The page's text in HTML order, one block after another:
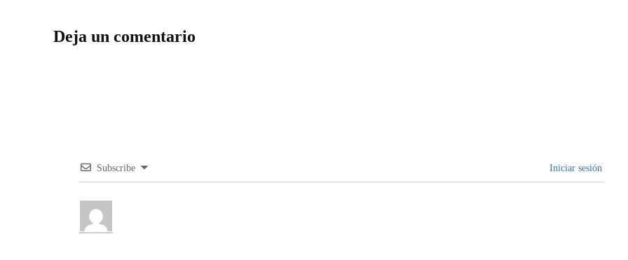
Deja un comentario
Subscribe Iniciar sesión